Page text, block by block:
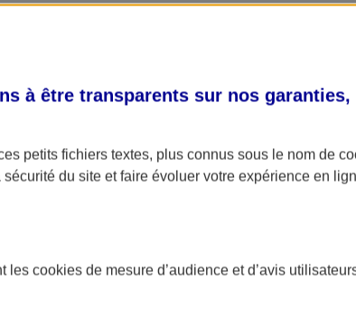
à être transparents sur nos
petits fichiers textes, plus connus sous le nom de
du site et faire évoluer votre expérience en
les cookies de mesure d’audience et d’avis